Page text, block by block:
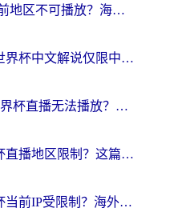
在美国看世界杯当前地区不可播放？海外党体育观赛终极指南来了！
在澳大利亚看B站世界杯中文解说仅限中国大陆？这篇指南帮你打破限制看遍赛事
在海外看CCTV5世界杯直播无法播放？这篇指南让你和国内球迷同步呐喊
在韩国看B站世界杯直播地区限制？这篇指南让你告别“当前地区不可播放”
在越南看B站世界杯当前IP受限制？海外党体育观赛终极指南来了